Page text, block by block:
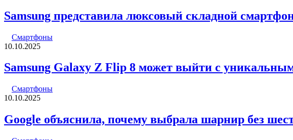
Samsung представила люксовый складной
Смартфоны
10.10.2025
Samsung Galaxy Z Flip 8 может выйти с
Смартфоны
10.10.2025
Google объяснила, почему выбрала шарнир без